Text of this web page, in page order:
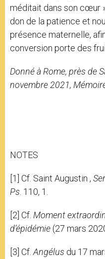
méditait dans son cœur
don de la patience et
présence maternelle,
conversion porte des
Donné à Rome, près de
novembre 2021,
NOTES
[1] Cf. Saint Augustin ,
Ps . 110, 1.
[2] Cf. Moment
d’épidémie (27 mars
[3] Cf. Angélus du 17